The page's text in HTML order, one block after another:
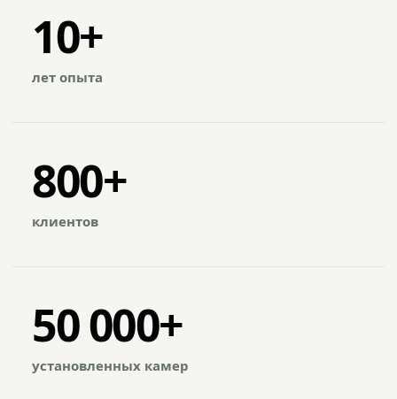
10+
лет опыта
800+
клиентов
50 000+
установленных камер